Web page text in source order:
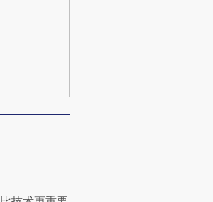
印
将教
机”？难民潮撕裂西班牙
飞地休达